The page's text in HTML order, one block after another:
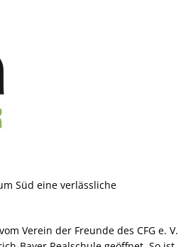
Süd eine verlässliche
Verein der Freunde des CFG e. V.